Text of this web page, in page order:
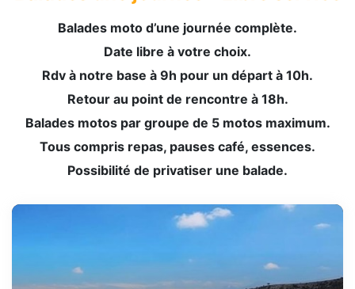
Balades moto d’une journée complète.
Date libre à votre choix.
Rdv à notre base à 9h pour un départ à 10h.
Retour au point de rencontre à 18h.
Balades motos par groupe de 5 motos maximum.
Tous compris repas, pauses café, essences.
Possibilité de privatiser une balade.